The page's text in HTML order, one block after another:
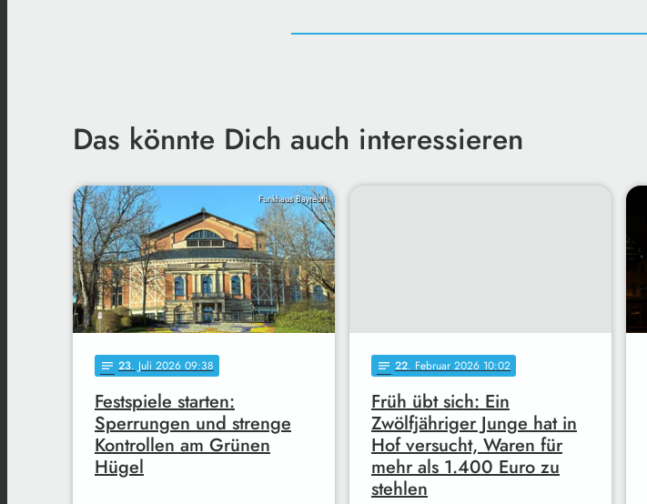
Das könnte Dich auch interessieren
Funkhaus Bayreuth
notes 23. Juli 2026 09:38
Festspiele starten:
Sperrungen und strenge
Kontrollen am Grünen
Hügel
notes 22. Februar 2026 10:02
Früh übt sich: Ein
Zwölfjähriger Junge hat in
Hof versucht, Waren für
mehr als 1.400 Euro zu
stehlen